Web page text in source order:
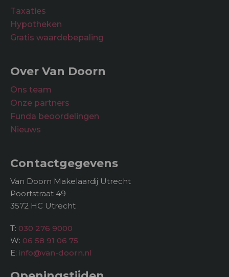
Taxaties
Hypotheken
Gratis waardebepaling
Over Van Doorn
Ons team
Onze partners
Funda beoordelingen
Nieuws
Contactgegevens
Van Doorn Makelaardij Utrecht
Poortstraat 49
3572 HC Utrecht
T: 030 276 9000
W: 06 58 91 06 75
E: info@van-doorn.nl